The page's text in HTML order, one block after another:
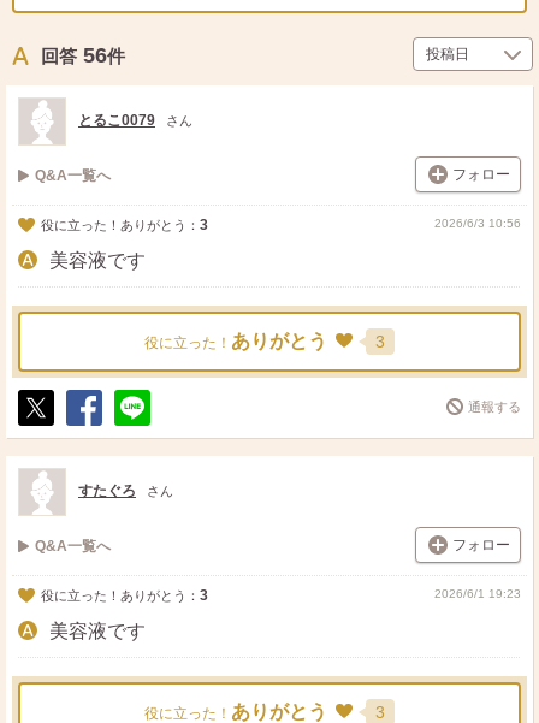
回答 56件
とるこ0079 さん
Q&A一覧へ フォロー
役に立った！ありがとう： 3 2026/6/3 10:56
美容液です
役に立った！ ありがとう 3
ポ
ス
ト
シ
ェ
送
る
通報する
すたぐろ さん
Q&A一覧へ フォロー
役に立った！ありがとう： 3 2026/6/1 19:23
美容液です
役に立った！ ありがとう 3